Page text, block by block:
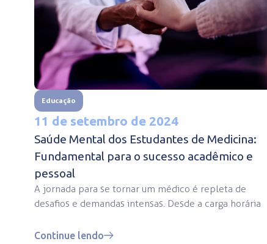
Educação
11 de setembro de 2024
Saúde Mental dos Estudantes de Medicina:
Fundamental para o sucesso acadêmico e
pessoal
A jornada para se tornar um médico é repleta de
desafios e demandas intensas. Desde a carga horária
Continue lendo